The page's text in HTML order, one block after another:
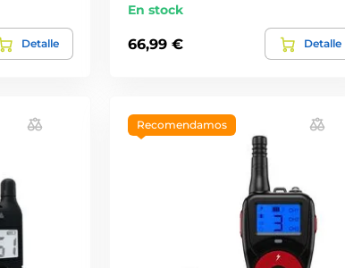
Detalle
En stock
66,99 € Detalle
Recomendamos